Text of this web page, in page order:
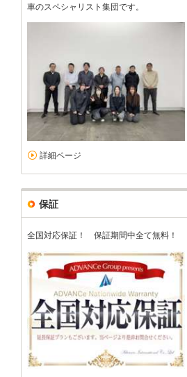
車のスペシャリスト集団です。
詳細ページ
保証
全国対応保証！ 保証期間中全て無料！